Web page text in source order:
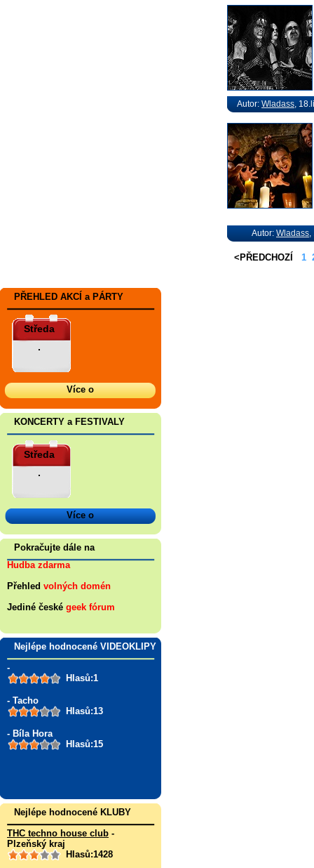
Autor: Wladass ,
Autor: Wladass
<PŘEDCHOZÍ 1
PŘEHLED AKCÍ a PÁRTY
Středa
.
Více o
KONCERTY a FESTIVALY
Středa
.
Více o
Pokračujte dále na
Hudba zdarma
Přehled volných domén
Jediné české geek fórum
Nejlépe hodnocené VIDEOKLIPY
-
Hlasů:1
- Tacho
Hlasů:13
- Bíla Hora
Hlasů:15
Nejlépe hodnocené KLUBY
THC techno house club -
Plzeňský kraj
Hlasů:1428